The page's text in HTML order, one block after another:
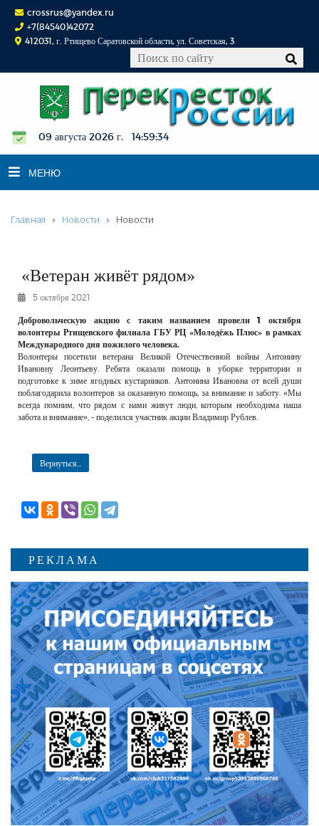
crossrus@yandex.ru
+7(84540)42072
412031, г. Ртищево Саратовской области, ул. Советская, 3
09 августа 2026 г. 14:59:35
МЕНЮ
НОВОСТИ
К СВЕДЕНИЮ
КОНКУРСЫ
РЕКЛАМОДАТЕЛЯМ
ОБЪЯВЛЕНИЯ
КОНТАКТЫ
Главная Новости Новости
«Ветеран живёт рядом»
5 октября 2021
Добровольческую акцию с таким названием провели 1 октября
волонтеры Ртищевского филиала ГБУ РЦ «Молодёжь Плюс» в рамках
Международного дня пожилого человека.
Волонтеры посетили ветерана Великой Отечественной войны Антонину
Ивановну Леонтьеву. Ребята оказали помощь в уборке территории и
подготовке к зиме ягодных кустарников. Антонина Ивановна от всей души
поблагодарила волонтеров за оказанную помощь, за внимание и заботу. «Мы
всегда помним, что рядом с нами живут люди, которым необходима наша
забота и внимание», - поделился участник акции Владимир Рублев.
Вернуться...
РЕКЛАМА